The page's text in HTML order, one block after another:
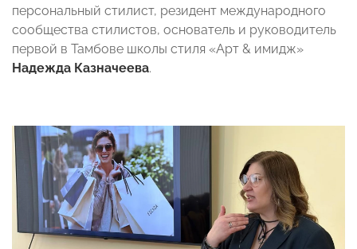
персональный стилист, резидент международного
сообщества стилистов, основатель и руководитель
первой в Тамбове школы стиля «Арт & имидж»
Надежда Казначеева.